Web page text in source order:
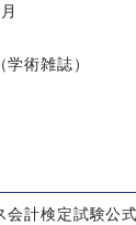
術雑誌）
会計検定試験公